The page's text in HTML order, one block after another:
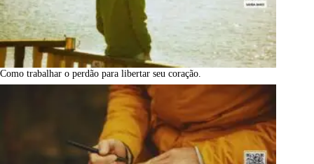
Como trabalhar o perdão para libertar seu coração.